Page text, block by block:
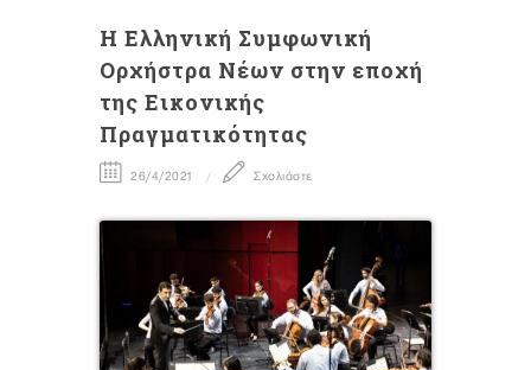
Η Ελληνική Συμφωνική
Ορχήστρα Νέων στην εποχή
της Εικονικής
Πραγματικότητας
26/4/2021 Σχολιάστε